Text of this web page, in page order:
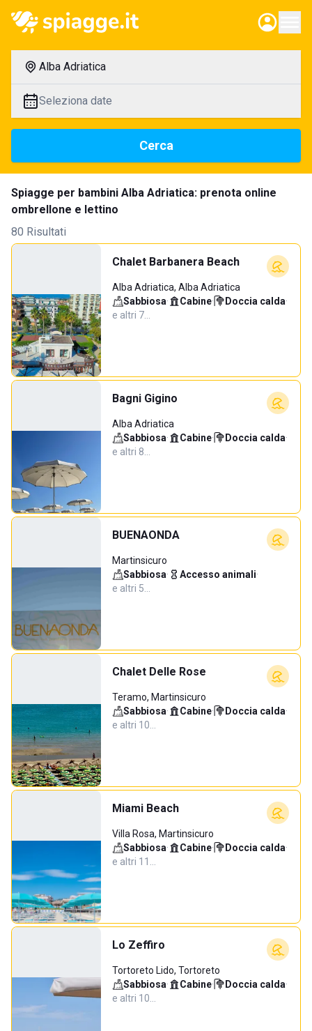
Alba Adriatica
Seleziona date
Cerca
Spiagge per bambini Alba Adriatica: prenota online
ombrellone e lettino
80 Risultati
Chalet Barbanera Beach
Alba Adriatica, Alba Adriatica
Sabbiosa· Cabine· Doccia calda·
e altri 7…
Bagni Gigino
Alba Adriatica
Sabbiosa· Cabine· Doccia calda·
e altri 8…
BUENAONDA
Martinsicuro
Sabbiosa· Accesso animali·
e altri 5…
Chalet Delle Rose
Teramo, Martinsicuro
Sabbiosa· Cabine· Doccia calda·
e altri 10…
Miami Beach
Villa Rosa, Martinsicuro
Sabbiosa· Cabine· Doccia calda·
e altri 11…
Lo Zeffiro
Tortoreto Lido, Tortoreto
Sabbiosa· Cabine· Doccia calda·
e altri 10…